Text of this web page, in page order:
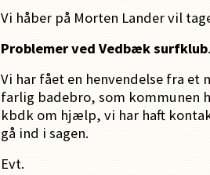
Vi håber på Morten Lander vil
Problemer ved Vedbæk surfklub.
Vi har fået en henvendelse fra et
farlig badebro, som kommunen
kbdk om hjælp, vi har haft
gå ind i sagen.
Evt.